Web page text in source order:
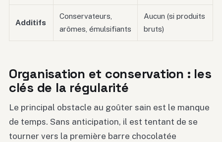
Additifs
Conservateurs,
arômes, émulsifiants
Aucun (si produits
bruts)
Organisation et conservation : les
clés de la régularité
Le principal obstacle au goûter sain est le manque
de temps. Sans anticipation, il est tentant de se
tourner vers la première barre chocolatée